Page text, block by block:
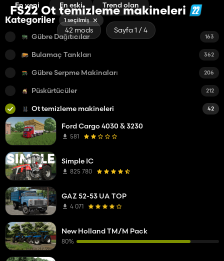
FS22 Ot temizleme makineleri
42 mods Sayfa 1 / 4
En yeni En eski Trend olan
Kategoriler 1 seçilmiş
Gübre Dağıtıcılar 163
Bulamaç Tankları 362
Gübre Serpme Makinaları 206
Püskürtücüler 212
Ot temizleme makineleri 42
Ford Cargo 4030 & 3230
581
Simple IC
825 780
GAZ 52-53 UA TOP
4 071
New Holland TM/M Pack
80%